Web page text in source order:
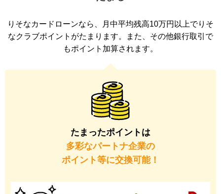
りそなカードローンなら、月中平均残高10万円以上でりそ
なクラブポイントがたまります。また、その他銀行取引で
もポイント加算されます。
たまったポイントは
多彩なパートナ企業の
ポイント等に交換可能！